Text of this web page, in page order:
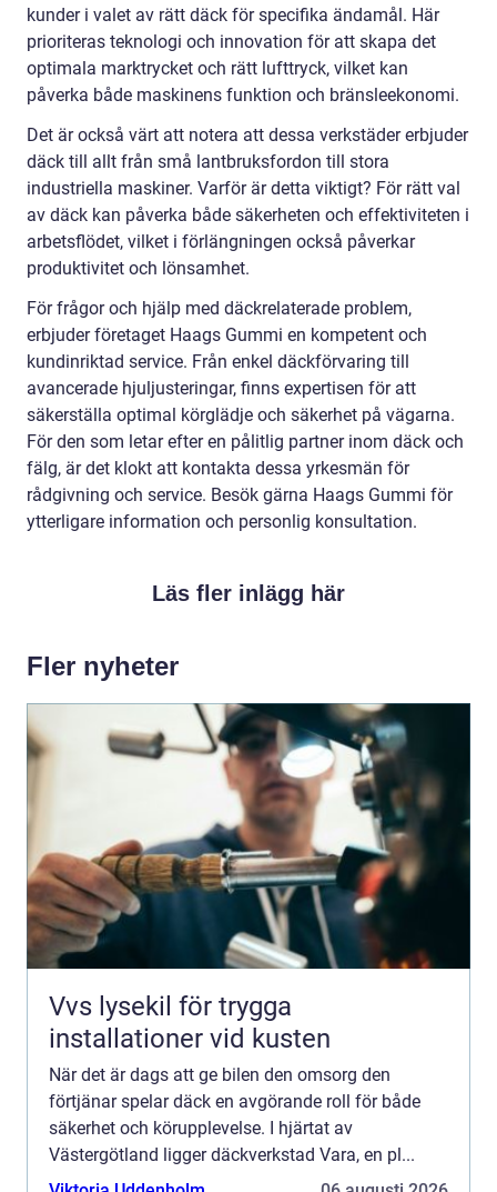
kunder i valet av rätt däck för specifika ändamål. Här
prioriteras teknologi och innovation för att skapa det
optimala marktrycket och rätt lufttryck, vilket kan
påverka både maskinens funktion och bränsleekonomi.
Det är också värt att notera att dessa verkstäder erbjuder
däck till allt från små lantbruksfordon till stora
industriella maskiner. Varför är detta viktigt? För rätt val
av däck kan påverka både säkerheten och effektiviteten i
arbetsflödet, vilket i förlängningen också påverkar
produktivitet och lönsamhet.
För frågor och hjälp med däckrelaterade problem,
erbjuder företaget Haags Gummi en kompetent och
kundinriktad service. Från enkel däckförvaring till
avancerade hjuljusteringar, finns expertisen för att
säkerställa optimal körglädje och säkerhet på vägarna.
För den som letar efter en pålitlig partner inom däck och
fälg, är det klokt att kontakta dessa yrkesmän för
rådgivning och service. Besök gärna Haags Gummi för
ytterligare information och personlig konsultation.
Läs fler inlägg här
Fler nyheter
Vvs lysekil för trygga
installationer vid kusten
När det är dags att ge bilen den omsorg den
förtjänar spelar däck en avgörande roll för både
säkerhet och körupplevelse. I hjärtat av
Västergötland ligger däckverkstad Vara, en pl...